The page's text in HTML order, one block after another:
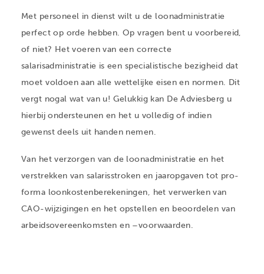
Met personeel in dienst wilt u de loonadministratie
perfect op orde hebben. Op vragen bent u voorbereid,
of niet? Het voeren van een correcte
salarisadministratie is een specialistische bezigheid dat
moet voldoen aan alle wettelijke eisen en normen. Dit
vergt nogal wat van u! Gelukkig kan De Adviesberg u
hierbij ondersteunen en het u volledig of indien
gewenst deels uit handen nemen.
Van het verzorgen van de loonadministratie en het
verstrekken van salarisstroken en jaaropgaven tot pro-
forma loonkostenberekeningen, het verwerken van
CAO-wijzigingen en het opstellen en beoordelen van
arbeidsovereenkomsten en –voorwaarden.